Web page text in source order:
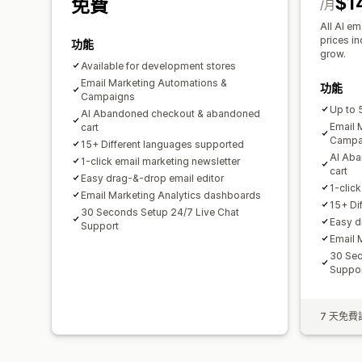
免費
功能
Available for development stores
Email Marketing Automations &
Campaigns
AI Abandoned checkout & abandoned
cart
15+ Different languages supported
1-click email marketing newsletter
Easy drag-&-drop email editor
Email Marketing Analytics dashboards
30 Seconds Setup 24/7 Live Chat
Support
/月
All AI
prices
grow.
功能
Up to
Email
AI
cart
1-
15+
Easy
Email
30
7 天免費